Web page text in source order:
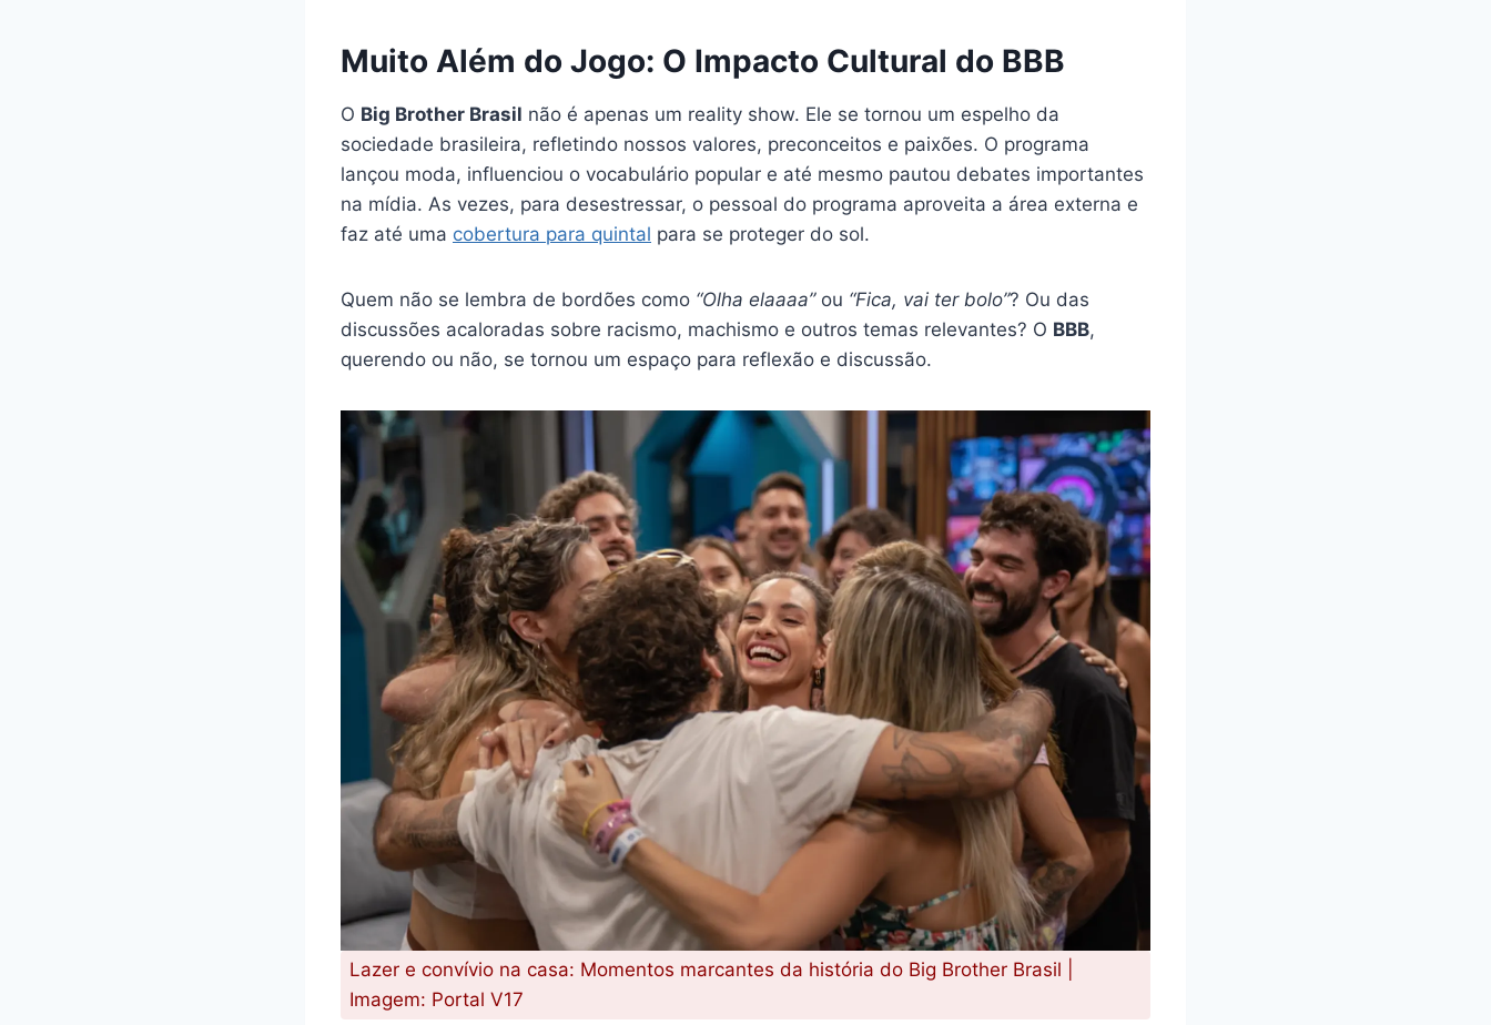
Muito Além do Jogo: O Impacto Cultural do BBB
O Big Brother Brasil não é apenas um reality show. Ele se tornou um espelho da
sociedade brasileira, refletindo nossos valores, preconceitos e paixões. O programa
lançou moda, influenciou o vocabulário popular e até mesmo pautou debates importantes
na mídia. As vezes, para desestressar, o pessoal do programa aproveita a área externa e
faz até uma cobertura para quintal para se proteger do sol.
Quem não se lembra de bordões como “Olha elaaaa”ou “Fica, vai ter bolo”? Ou das
discussões acaloradas sobre racismo, machismo e outros temas relevantes? O BBB,
querendo ou não, se tornou um espaço para reflexão e discussão.
Lazer e convívio na casa: Momentos marcantes da história do Big Brother Brasil |
Imagem: Portal V17